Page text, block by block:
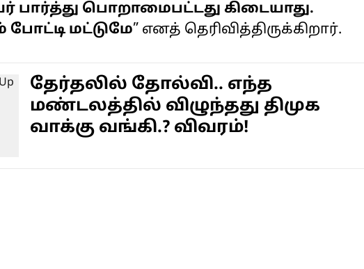
பொறாமைபட்டது கிடையாது.
போட்டி மட்டுமே” எனத் தெரிவித்திருக்கிறார்.
தேர்தலில் தோல்வி.. எந்த
மண்டலத்தில் விழுந்தது திமுக
வாக்கு வங்கி.? விவரம்!